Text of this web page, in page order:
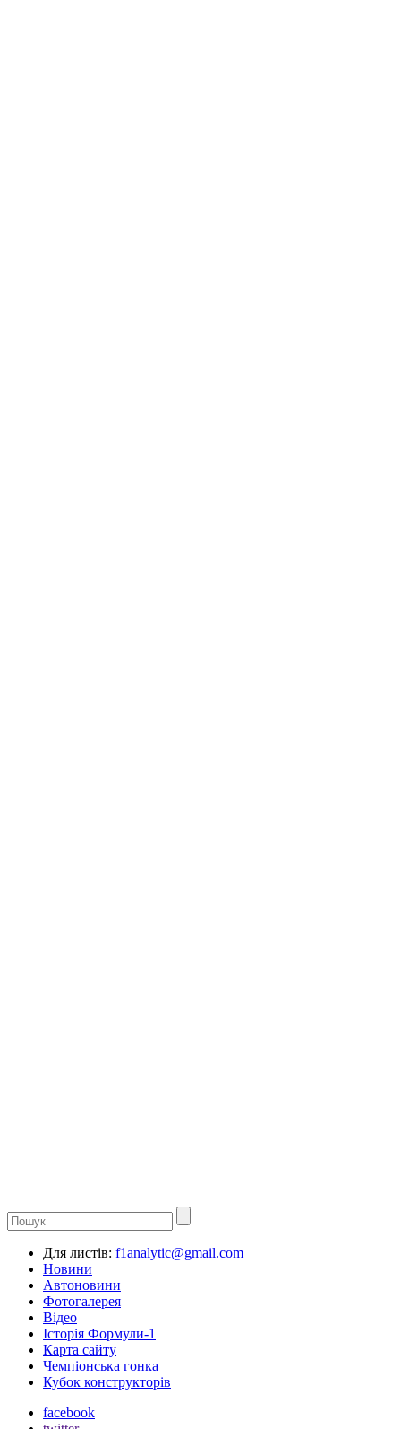
Для листів: f1analytic@gmail.com
Новини
Автоновини
Фотогалерея
Відео
Історія Формули-1
Карта сайту
Чемпіонська гонка
Кубок конструкторів
facebook